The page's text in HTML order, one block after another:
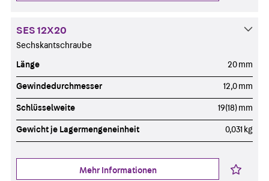
SES 12X20
Sechskantschraube
Länge 20 mm
Gewindedurchmesser 12,0 mm
Schlüsselweite 19(18) mm
Gewicht je Lagermengeneinheit 0,031 kg
Mehr Informationen